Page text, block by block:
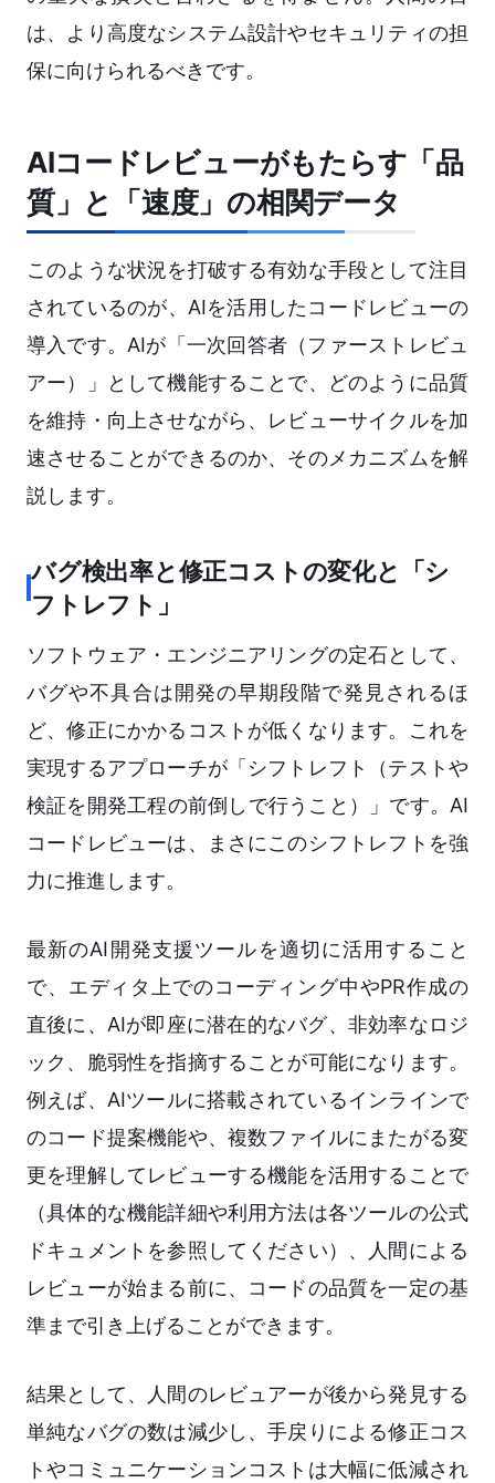
は、より高度なシステム設計やセキュリティの担
保に向けられるべきです。
AIコードレビューがもたらす「品
質」と「速度」の相関データ
このような状況を打破する有効な手段として注目
されているのが、AIを活用したコードレビューの
導入です。AIが「一次回答者（ファーストレビュ
アー）」として機能することで、どのように品質
を維持・向上させながら、レビューサイクルを加
速させることができるのか、そのメカニズムを解
説します。
バグ検出率と修正コストの変化と「シ
フトレフト」
ソフトウェア・エンジニアリングの定石として、
バグや不具合は開発の早期段階で発見されるほ
ど、修正にかかるコストが低くなります。これを
実現するアプローチが「シフトレフト（テストや
検証を開発工程の前倒しで行うこと）」です。AI
コードレビューは、まさにこのシフトレフトを強
力に推進します。
最新のAI開発支援ツールを適切に活用すること
で、エディタ上でのコーディング中やPR作成の
直後に、AIが即座に潜在的なバグ、非効率なロジ
ック、脆弱性を指摘することが可能になります。
例えば、AIツールに搭載されているインラインで
のコード提案機能や、複数ファイルにまたがる変
更を理解してレビューする機能を活用することで
（具体的な機能詳細や利用方法は各ツールの公式
ドキュメントを参照してください）、人間による
レビューが始まる前に、コードの品質を一定の基
準まで引き上げることができます。
結果として、人間のレビュアーが後から発見する
単純なバグの数は減少し、手戻りによる修正コス
トやコミュニケーションコストは大幅に低減され